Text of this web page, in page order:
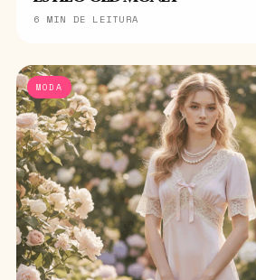
6 MIN DE LEITURA
MODA